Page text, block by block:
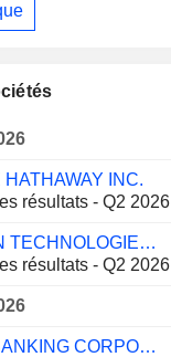
INC.
résultats - Q2 2026
CAMBRICON TECHNOLOGIES CORPORATION LIMITED
résultats - Q2 2026
WESTPAC BANKING CORPORATION